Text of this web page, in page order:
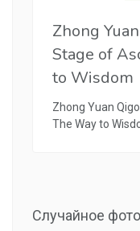
Zhong
Stage of
to Wisdom
Zhong Yuan
The Way to
Случайное фото